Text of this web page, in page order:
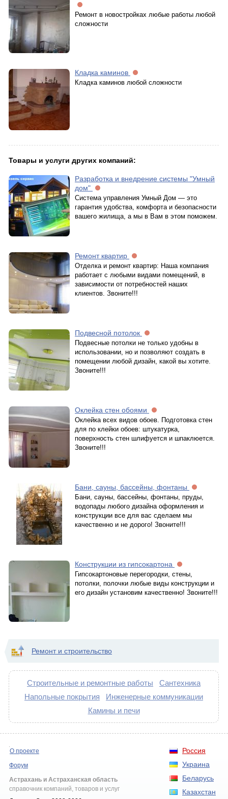
Ремонт в новостройках любые работы любой
сложности
Кладка каминов
Кладка каминов любой сложности
Товары и услуги других компаний:
Разработка и внедрение системы "Умный
дом"
Система управления Умный Дом — это
гарантия удобства, комфорта и безопасности
вашего жилища, а мы в Вам в этом поможем.
Ремонт квартир
Отделка и ремонт квартир: Наша компания
работает с любыми видами помещений, в
зависимости от потребностей наших
клиентов. Звоните!!!
Подвесной потолок
Подвесные потолки не только удобны в
использовании, но и позволяют создать в
помещении любой дизайн, какой вы хотите.
Звоните!!!
Оклейка стен обоями
Оклейка всех видов обоев. Подготовка стен
для по клейки обоев: штукатурка,
поверхность стен шлифуется и шпаклюется.
Звоните!!!
Бани, сауны, бассейны, фонтаны
Бани, сауны, бассейны, фонтаны, пруды,
водопады любого дизайна оформления и
конструкции все для вас сделаем мы
качественно и не дорого! Звоните!!!
Конструкции из гипсокартона
Гипсокартоновые перегородки, стены,
потолки, полочки любые виды конструкции и
его дизайн установим качественно! Звоните!!!
Ремонт и строительство
Строительные и ремонтные работы
Сантехника
Напольные покрытия
Инженерные коммуникации
Камины и печи
Россия
Украина
Беларусь
Казахстан
О проекте
Форум
Астрахань и Астраханская область
справочник компаний, товаров и услуг